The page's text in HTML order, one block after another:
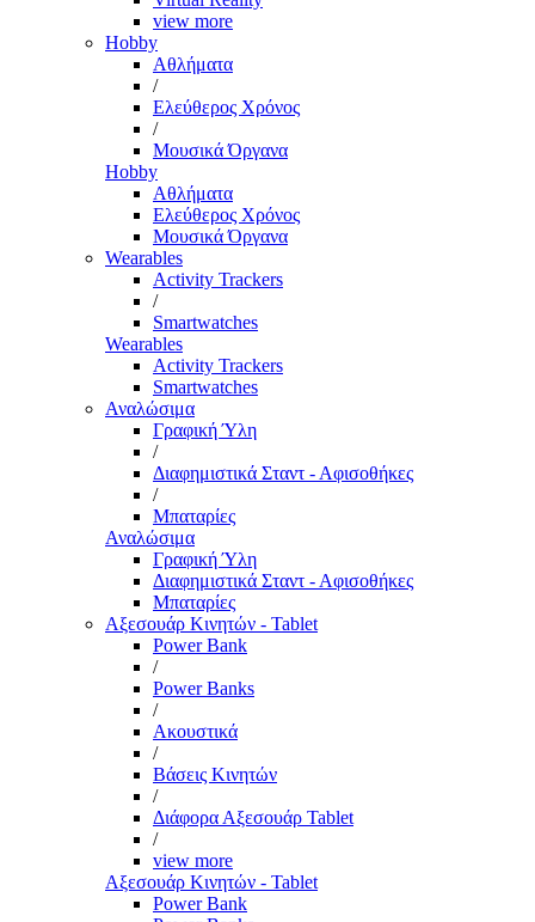
view more
Hobby
Αθλήματα
/
Ελεύθερος Χρόνος
/
Μουσικά Όργανα
Hobby
Αθλήματα
Ελεύθερος Χρόνος
Μουσικά Όργανα
Wearables
Activity Trackers
/
Smartwatches
Wearables
Activity Trackers
Smartwatches
Αναλώσιμα
Γραφική Ύλη
/
Διαφημιστικά Σταντ - Αφισοθήκες
/
Μπαταρίες
Αναλώσιμα
Γραφική Ύλη
Διαφημιστικά Σταντ - Αφισοθήκες
Μπαταρίες
Αξεσουάρ Κινητών - Tablet
Power Bank
/
Power Banks
/
Ακουστικά
/
Βάσεις Κινητών
/
Διάφορα Αξεσουάρ Tablet
/
view more
Αξεσουάρ Κινητών - Tablet
Power Bank